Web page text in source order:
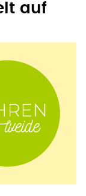
auf